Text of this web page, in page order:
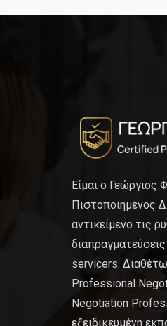
Είμαι ο Γεώργιος
Πιστοποιημένος
αντικείμενο τις
servicers.
Professional
Negotiation
εξειδικευμένη